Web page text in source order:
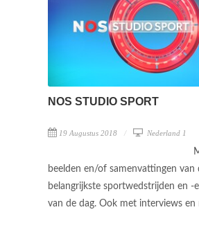
NOS STUDIO SPORT
19 Augustus 2018 Nederland 1
beelden en/of samenvattingen van
belangrijkste sportwedstrijden en -
van de dag. Ook met interviews en